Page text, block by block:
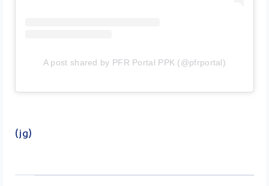
A post shared by PFR Portal PPK (@pfrportal)
(jg)